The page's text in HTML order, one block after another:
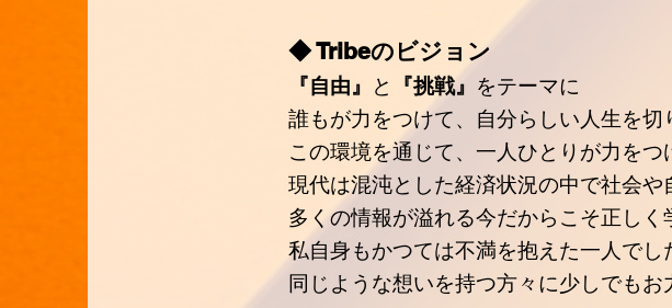
◆ Tribeのビジョン
『自由』 と 『挑戦』 をテーマに️
誰もが力をつけて、自分らしい人生を切
この環境を通じて、一人ひとりが力をつ
現代は混沌とした経済状況の中で社会や
多くの情報が溢れる今だからこそ正しく
私自身もかつては不満を抱えた一人でし
同じような想いを持つ方々に少しでもお